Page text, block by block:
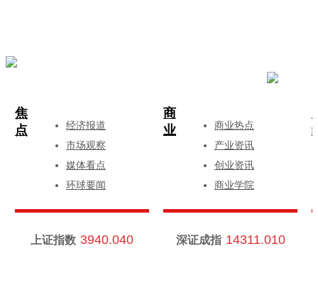
焦
点
经济报道
市场观察
媒体看点
环球要闻
商
业
商业热点
产业资讯
创业资讯
商业学院
上证指数 3940.040 深证成指 14311.010